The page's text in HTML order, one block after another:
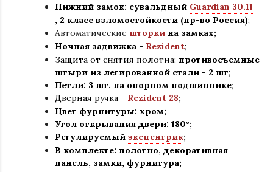
Нижний замок: сувальдный Guardian 30.11
, 2 класс взломостойкости (пр-во Россия);
Автоматические шторки на замках;
Ночная задвижка - Rezident;
Защита от снятия полотна: противосъемные
штыри из легированной стали - 2 шт;
Петли: 3 шт. на опорном подшипнике;
Дверная ручка - Rezident 28;
Цвет фурнитуры: хром;
Угол открывания двери: 180°;
Регулируемый эксцентрик;
В комплекте: полотно, декоративная
панель, замки, фурнитура;